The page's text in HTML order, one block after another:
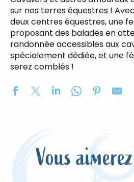
sur nos terres équestres !
deux centres équestres, une
proposant des balades en
randonnée accessibles aux
spécialement dédiée, et une
serez comblés !
Carrière d'entraînement et de
Complexe hippique -
Ecurie des Grandes Plaines
Les Écuries de Grâce
Ecuries de Bois Robert
Vous